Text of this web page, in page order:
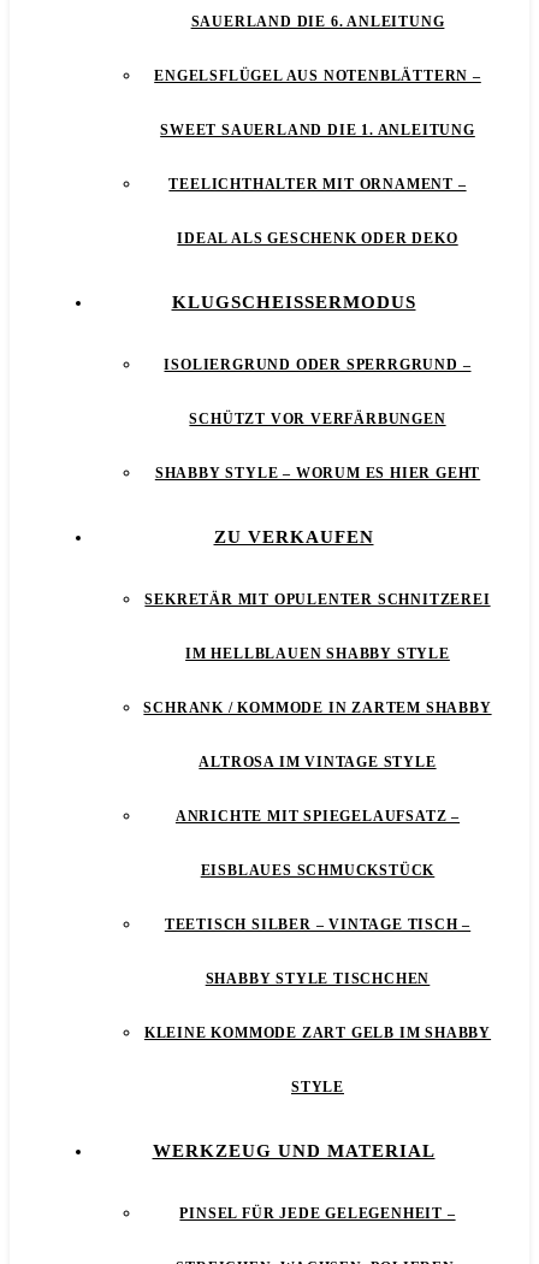
SAUERLAND DIE 6. ANLEITUNG
ENGELSFLÜGEL AUS NOTENBLÄTTERN –
SWEET SAUERLAND DIE 1. ANLEITUNG
TEELICHTHALTER MIT ORNAMENT –
IDEAL ALS GESCHENK ODER DEKO
KLUGSCHEISSERMODUS
ISOLIERGRUND ODER SPERRGRUND –
SCHÜTZT VOR VERFÄRBUNGEN
SHABBY STYLE – WORUM ES HIER GEHT
ZU VERKAUFEN
SEKRETÄR MIT OPULENTER SCHNITZEREI
IM HELLBLAUEN SHABBY STYLE
SCHRANK / KOMMODE IN ZARTEM SHABBY
ALTROSA IM VINTAGE STYLE
ANRICHTE MIT SPIEGELAUFSATZ –
EISBLAUES SCHMUCKSTÜCK
TEETISCH SILBER – VINTAGE TISCH –
SHABBY STYLE TISCHCHEN
KLEINE KOMMODE ZART GELB IM SHABBY
STYLE
WERKZEUG UND MATERIAL
PINSEL FÜR JEDE GELEGENHEIT –